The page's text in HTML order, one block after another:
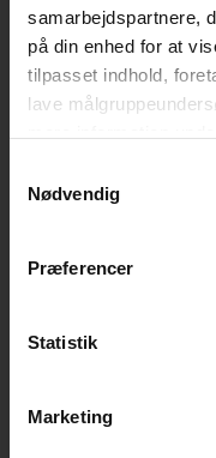
samarbejdspartnere,
på din enhed for at
tilpasset indhold,
lave
tilbage eller ændre
"Cookiedeklaration",
Indsamle
Identificere
dens unikke
Nødvendig
Præferencer
Statistik
Marketing
Ved tilmelding
Kino.dks